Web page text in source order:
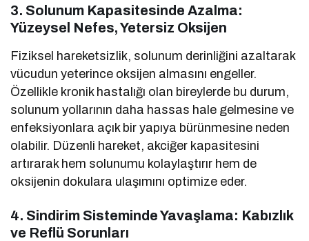
3. Solunum Kapasitesinde Azalma:
Yüzeysel Nefes, Yetersiz Oksijen
Fiziksel hareketsizlik, solunum derinliğini azaltarak
vücudun yeterince oksijen almasını engeller.
Özellikle kronik hastalığı olan bireylerde bu durum,
solunum yollarının daha hassas hale gelmesine ve
enfeksiyonlara açık bir yapıya bürünmesine neden
olabilir. Düzenli hareket, akciğer kapasitesini
artırarak hem solunumu kolaylaştırır hem de
oksijenin dokulara ulaşımını optimize eder.
4. Sindirim Sisteminde Yavaşlama: Kabızlık
ve Reflü Sorunları